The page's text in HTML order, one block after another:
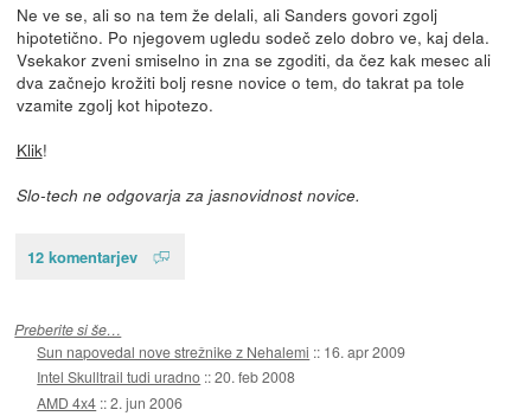
Ne ve se, ali so na tem že delali, ali Sanders govori zgolj
hipotetično. Po njegovem ugledu sodeč zelo dobro ve, kaj dela.
Vsekakor zveni smiselno in zna se zgoditi, da čez kak mesec ali
dva začnejo krožiti bolj resne novice o tem, do takrat pa tole
vzamite zgolj kot hipotezo.
Klik!
Slo-tech ne odgovarja za jasnovidnost novice.
12 komentarjev
Preberite si še…
Sun napovedal nove strežnike z Nehalemi :: 16. apr 2009
Intel Skulltrail tudi uradno ::20. feb 2008
AMD 4x4 ::2. jun 2006